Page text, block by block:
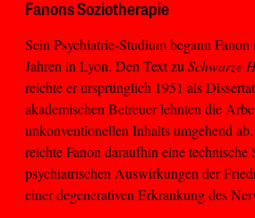
Fanons Soziotherapie
Sein Psychiatrie-Studium begann
Jahren in Lyon. Den Text zu Schwarze
reichte er ursprünglich 1951 als
akademischen Betreuer lehnten die
unkonventionellen Inhalts umgehend
reichte Fanon daraufhin eine technische
psychiatrischen Auswirkungen der
einer degenerativen Erkrankung des